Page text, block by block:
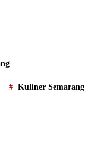
Kuliner Semarang